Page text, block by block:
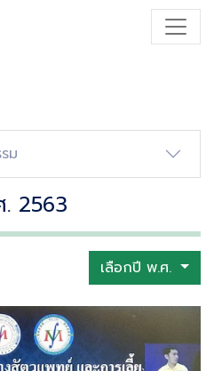
ม
2563
เลือกปี พ.ศ.